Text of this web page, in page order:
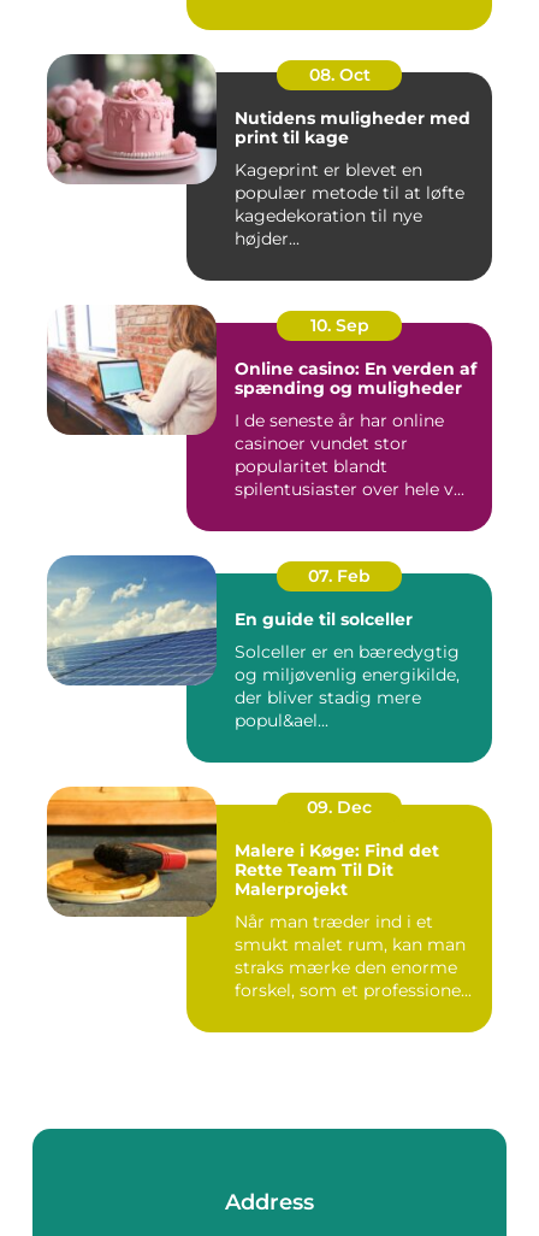
08. Oct
Nutidens muligheder med
print til kage
Kageprint er blevet en
populær metode til at løfte
kagedekoration til nye
højder...
10. Sep
Online casino: En verden af
spænding og muligheder
I de seneste år har online
casinoer vundet stor
popularitet blandt
spilentusiaster over hele v...
07. Feb
En guide til solceller
Solceller er en bæredygtig
og miljøvenlig energikilde,
der bliver stadig mere
popul&ael...
09. Dec
Malere i Køge: Find det
Rette Team Til Dit
Malerprojekt
Når man træder ind i et
smukt malet rum, kan man
straks mærke den enorme
forskel, som et professione...
Address